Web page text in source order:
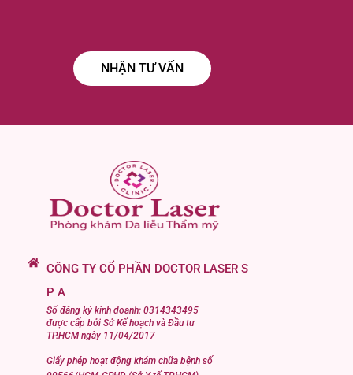
CÔNG TY CỔ PHẦN DOCTOR LASER S
P A
Số đăng ký kinh doanh: 0314343495
được cấp bởi Sở Kế hoạch và Đầu tư
TP.HCM ngày 11/04/2017
Giấy phép hoạt động khám chữa bệnh số